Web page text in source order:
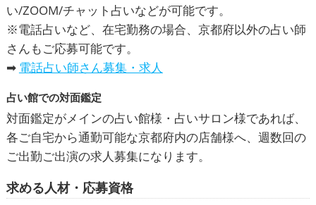
い/ZOOM/チャット占いなどが可能です。
※電話占いなど、在宅勤務の場合、京都府以外の占い師
さんもご応募可能です。
➡ 電話占い師さん募集・求人
占い館での対面鑑定
対面鑑定がメインの占い館様・占いサロン様であれば、
各ご自宅から通勤可能な京都府内の店舗様へ、週数回の
ご出勤ご出演の求人募集になります。
求める人材・応募資格